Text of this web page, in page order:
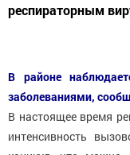
респираторным
В районе
заболеваниями,
В настоящее время
интенсивность